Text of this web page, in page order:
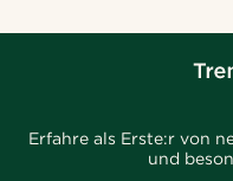
Erfahre als Erste:r von
und